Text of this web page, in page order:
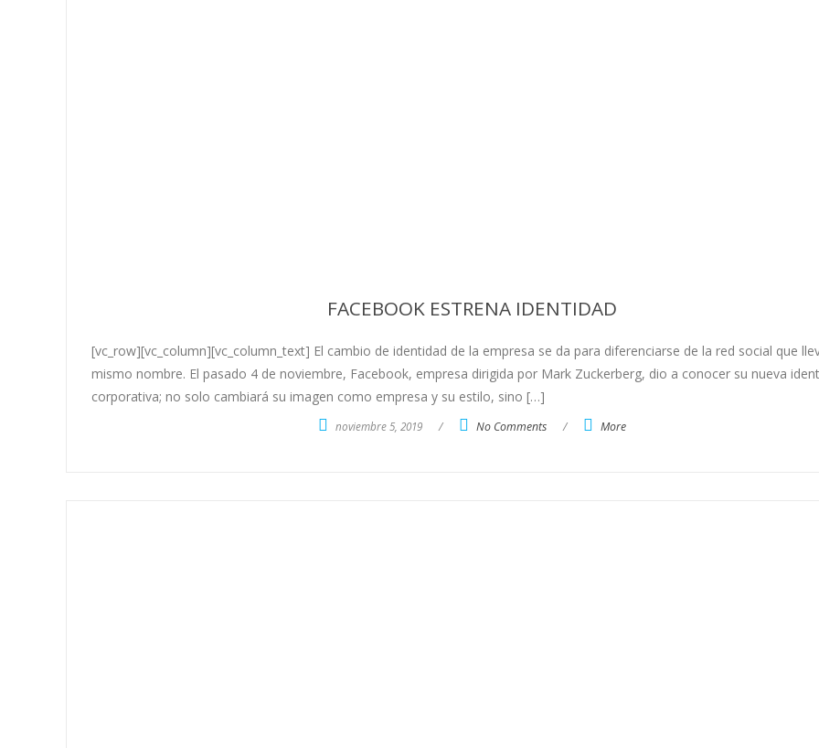
FACEBOOK ESTRENA IDENTIDAD
[vc_row][vc_column][vc_column_text] El cambio de identidad de la empresa se da para diferenciarse de la red social que
mismo nombre. El pasado 4 de noviembre, Facebook, empresa dirigida por Mark Zuckerberg, dio a conocer su nueva
corporativa; no solo cambiará su imagen como empresa y su estilo, sino […]
noviembre 5, 2019 / No Comments / More